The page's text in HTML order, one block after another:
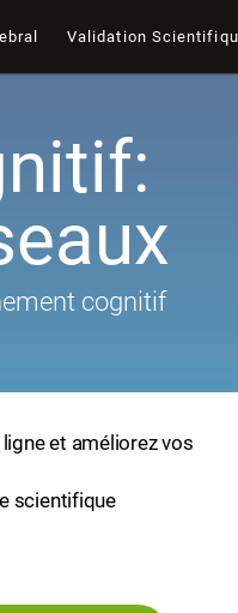
Validation
cognitif
et améliorez vos
scientifique